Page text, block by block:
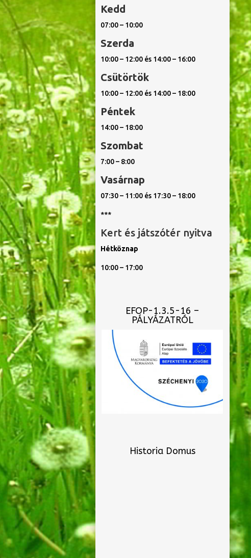
Kedd
07:00 – 10:00
Szerda
10:00 – 12:00 és 14:00 – 16:00
Csütörtök
10:00 – 12:00 és 14:00 – 18:00
Péntek
14:00 – 18:00
Szombat
7:00 – 8:00
Vasárnap
07:30 – 11:00 és 17:30 – 18:00
***
Kert és játszótér nyitva
Hétköznap
10:00 – 17:00
EFOP-1.3.5-16 –
PÁLYÁZATRÓL
Historia Domus